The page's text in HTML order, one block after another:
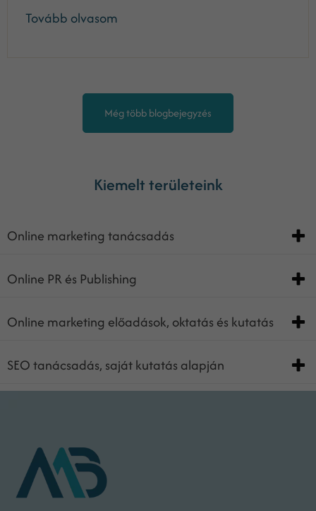
Tovább olvasom
Még több blogbejegyzés
Kiemelt területeink
Online marketing tanácsadás
Online PR és Publishing
Online marketing előadások, oktatás és kutatás
SEO tanácsadás, saját kutatás alapján